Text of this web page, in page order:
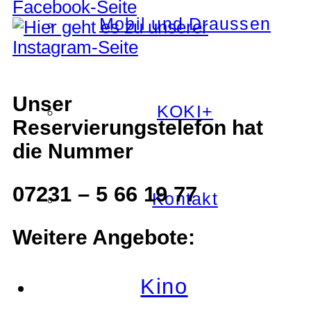
Mobil und Draussen
KOKI+
Kontakt
Kino
Unser
Reservierungstelefon hat
die Nummer
07231 – 5 66 19 77
Weitere Angebote: